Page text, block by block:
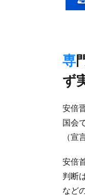
専門家の意見聞き慎重に判断と説明、経済財政政策「間髪入れ
ず
安倍
国会
（宣
安倍
判断
など